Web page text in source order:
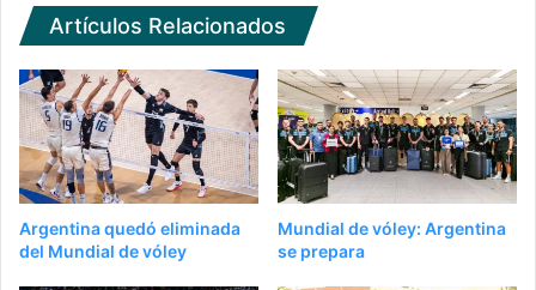
Artículos Relacionados
Argentina quedó eliminada
del Mundial de vóley
Mundial de vóley: Argentina
se prepara